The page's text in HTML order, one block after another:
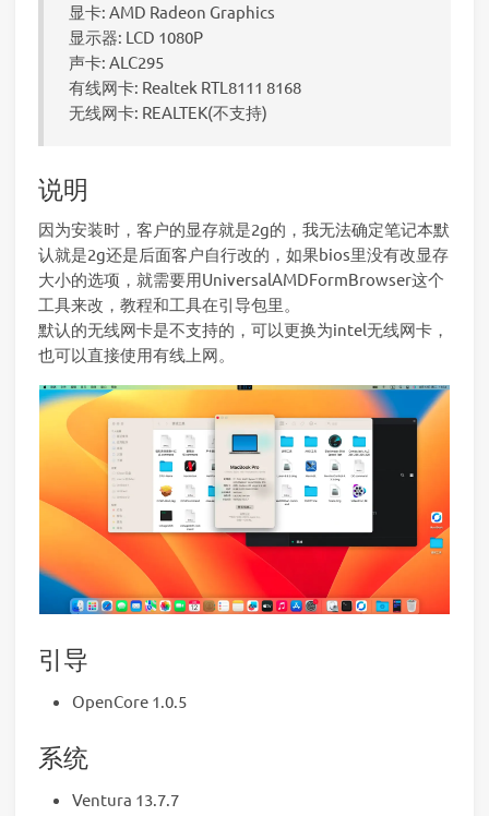
显卡: AMD Radeon Graphics
显示器: LCD 1080P
声卡: ALC295
有线网卡: Realtek RTL8111 8168
无线网卡: REALTEK(不支持)
说明
因为安装时，客户的显存就是2g的，我无法确定笔记本默
认就是2g还是后面客户自行改的，如果bios里没有改显存
大小的选项，就需要用UniversalAMDFormBrowser这个
工具来改，教程和工具在引导包里。
默认的无线网卡是不支持的，可以更换为intel无线网卡，
也可以直接使用有线上网。
引导
OpenCore 1.0.5
系统
Ventura 13.7.7